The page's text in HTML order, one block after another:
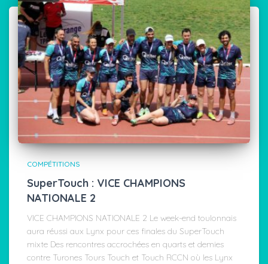
COMPÉTITIONS
SuperTouch : VICE CHAMPIONS
NATIONALE 2
VICE CHAMPIONS NATIONALE 2 Le week-end toulonnais
aura réussi aux Lynx pour ces finales du SuperTouch
mixte Des rencontres accrochées en quarts et demies
contre Turones Tours Touch et Touch RCCN où les Lynx